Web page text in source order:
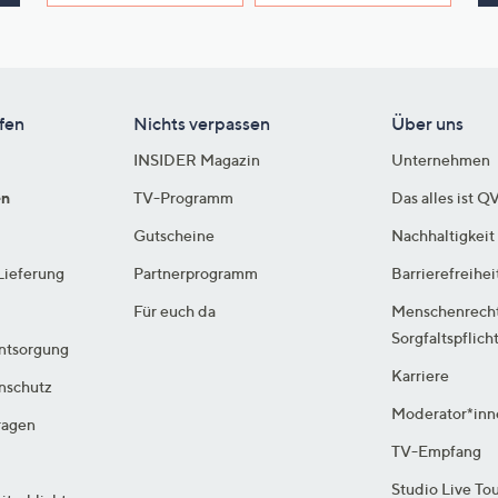
Nichts verpassen
INSIDER Magazin
TV-Programm
Gutscheine
Partnerprogramm
Für euch da
Über uns
Unternehmen
Das alles ist
Nachhaltigkeit
Karriere
TV-Empfang
Studio Live